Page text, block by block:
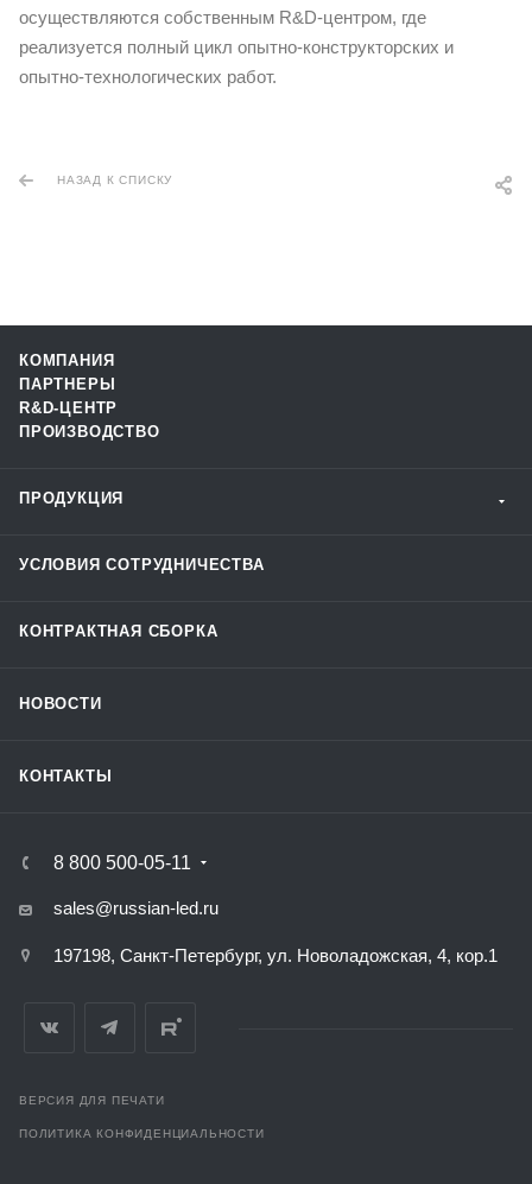
осуществляются собственным R&D-центром, где
реализуется полный цикл опытно-конструкторских и
опытно-технологических работ.
НАЗАД К СПИСКУ
КОМПАНИЯ
ПАРТНЕРЫ
R&D-ЦЕНТР
ПРОИЗВОДСТВО
ПРОДУКЦИЯ
УСЛОВИЯ СОТРУДНИЧЕСТВА
КОНТРАКТНАЯ СБОРКА
НОВОСТИ
КОНТАКТЫ
8 800 500-05-11
sales@russian-led.ru
197198, Санкт-Петербург, ул. Новоладожская, 4, кор.1
ВЕРСИЯ ДЛЯ ПЕЧАТИ
ПОЛИТИКА КОНФИДЕНЦИАЛЬНОСТИ